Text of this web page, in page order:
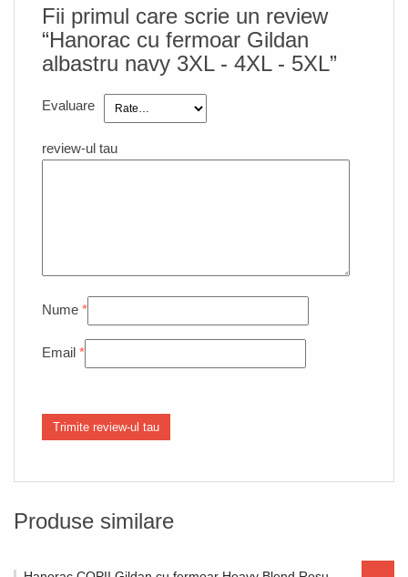
Fii primul care scrie un review
“Hanorac cu fermoar Gildan
albastru navy 3XL - 4XL - 5XL”
Evaluare
review-ul tau
Nume *
Email *
Produse similare